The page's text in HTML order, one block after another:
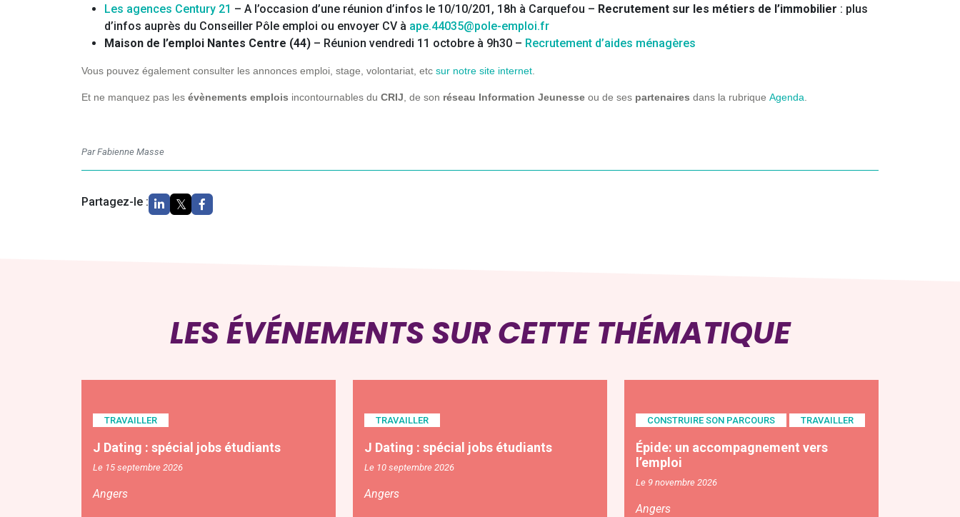
Les agences Century 21 – A l’occasion d’une réunion d’infos le 10/10/201, 18h à Carquefou – Recrutement sur les métiers de l’immobilier : plus
d’infos auprès du Conseiller Pôle emploi ou envoyer CV à ape.44035@pole-emploi.fr
Maison de l’emploi Nantes Centre (44) – Réunion vendredi 11 octobre à 9h30 – Recrutement d’aides ménagères
Vous pouvez également consulter les annonces emploi, stage, volontariat, etc sur notre site internet.
Et ne manquez pas les évènements emplois incontournables du CRIJ, de son réseau Information Jeunesse ou de ses partenaires dans la rubrique Agenda.
Par Fabienne Masse
Partagez-le :
LES ÉVÉNEMENTS SUR CETTE THÉMATIQUE
TRAVAILLER
J Dating : spécial jobs étudiants
Le 15 septembre 2026
Angers
TRAVAILLER
J Dating : spécial jobs étudiants
Le 10 septembre 2026
Angers
CONSTRUIRE SON PARCOURS TRAVAILLER
Épide: un accompagnement vers
l’emploi
Le 9 novembre 2026
Angers